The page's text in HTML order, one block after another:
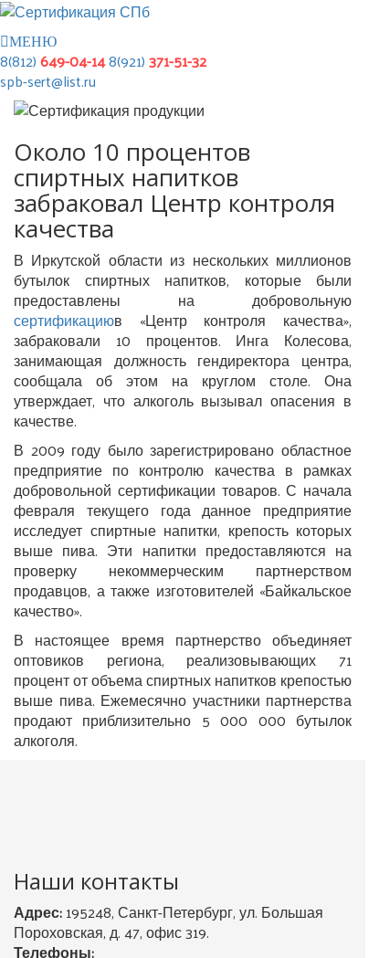
МЕНЮ
8(812)649-04-148(921)371-51-32
spb-sert@list.ru
Около 10 процентов
спиртных напитков
забраковал Центр контроля
качества
В Иркутской области из нескольких миллионов
бутылок спиртных напитков, которые были
предоставлены на добровольную
сертификациюв «Центр контроля качества»,
забраковали 10 процентов. Инга Колесова,
занимающая должность гендиректора центра,
сообщала об этом на круглом столе. Она
утверждает, что алкоголь вызывал опасения в
качестве.
В 2009 году было зарегистрировано областное
предприятие по контролю качества в рамках
добровольной сертификации товаров. С начала
февраля текущего года данное предприятие
исследует спиртные напитки, крепость которых
выше пива. Эти напитки предоставляются на
проверку некоммерческим партнерством
продавцов, а также изготовителей «Байкальское
качество».
В настоящее время партнерство объединяет
оптовиков региона, реализовывающих 71
процент от объема спиртных напитков крепостью
выше пива. Ежемесячно участники партнерства
продают приблизительно 5 000 000 бутылок
алкоголя.
Наши контакты
Адрес:195248, Санкт-Петербург, ул. Большая
Пороховская, д. 47, офис 319.
Телефоны: